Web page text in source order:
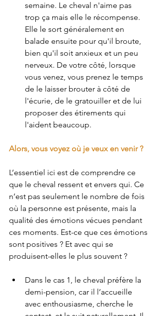
semaine. Le cheval n'aime pas
trop ça mais elle le récompense.
Elle le sort généralement en
balade ensuite pour qu'il broute,
bien qu'il soit anxieux et un peu
nerveux. De votre côté, lorsque
vous venez, vous prenez le temps
de le laisser brouter à côté de
l'écurie, de le gratouiller et de lui
proposer des étirements qui
l'aident beaucoup.
Alors, vous voyez où je veux en venir ?
L’essentiel ici est de comprendre ce
que le cheval ressent et envers qui. Ce
n’est pas seulement le nombre de fois
où la personne est présente, mais la
qualité des émotions vécues pendant
ces moments. Est-ce que ces émotions
sont positives ? Et avec qui se
produisent-elles le plus souvent ?
Dans le cas 1, le cheval préfère la
demi-pension, car il l’accueille
avec enthousiasme, cherche le